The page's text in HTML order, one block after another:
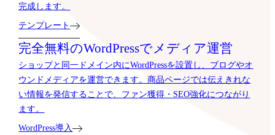
完成します。
テンプレート
完全無料のWordPressでメディア運営
ショップと同一ドメイン内にWordPressを設置し、ブログやオ
ウンドメディアを運営できます。商品ページでは伝えきれな
い情報を発信することで、ファン獲得・SEO強化につながり
ます。
WordPress導入